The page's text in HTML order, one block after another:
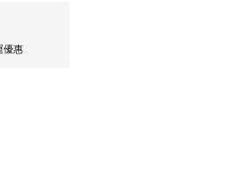
優惠